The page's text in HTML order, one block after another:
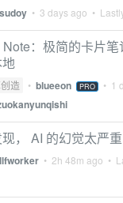
sudoy • 3 days ago •
：极简的卡片
造 • blueeon PRO • 1
， AI 的幻觉太严
llfworker • 2h 48m ago •